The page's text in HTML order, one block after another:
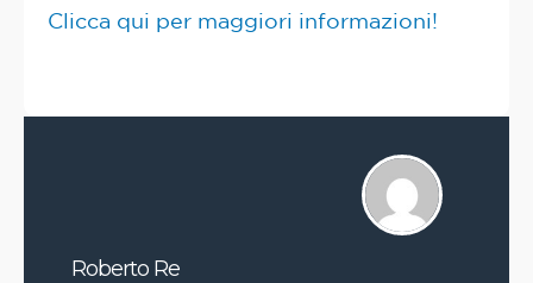
Clicca qui per maggiori informazioni!
Roberto Re